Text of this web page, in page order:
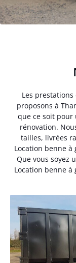
Les
proposons à
que ce soit pour
rénovation.
tailles, livrées
Location benne
Que vous soyez
Location benne à